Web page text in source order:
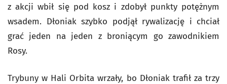
z akcji wbił się pod kosz i zdobył punkty potężnym
wsadem. Dłoniak szybko podjął rywalizację i chciał
grać jeden na jeden z broniącym go zawodnikiem
Rosy.
Trybuny w Hali Orbita wrzały, bo Dłoniak trafił za trzy